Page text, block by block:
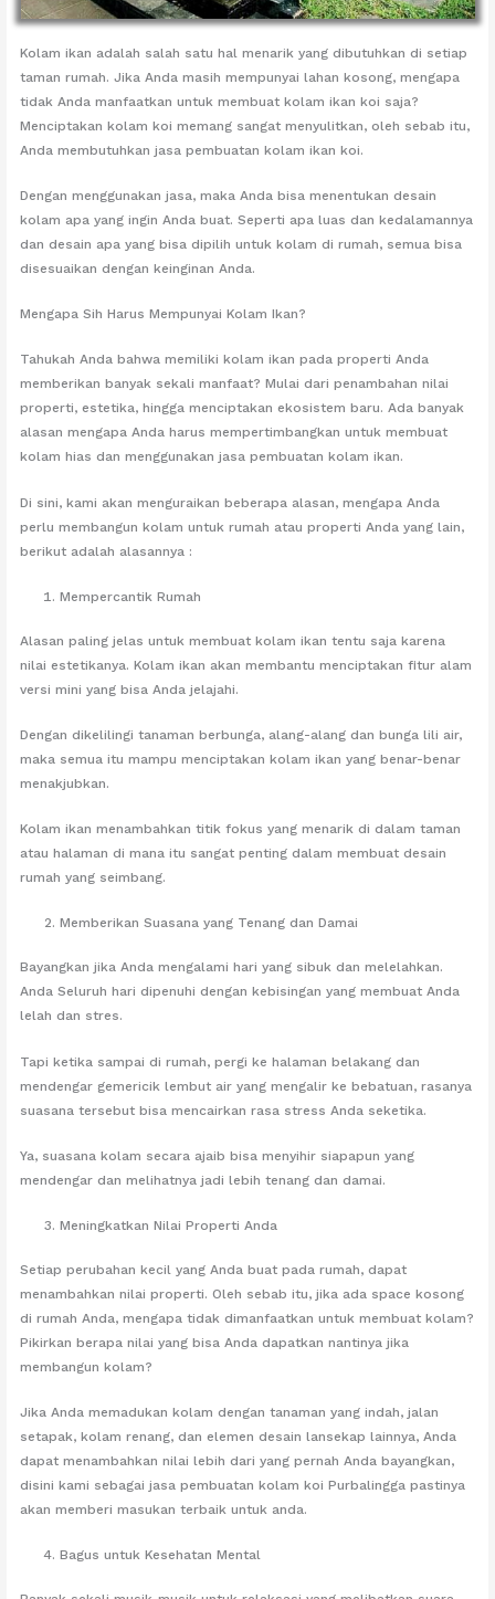
Kolam ikan adalah salah satu hal menarik yang dibutuhkan di setiap
taman rumah. Jika Anda masih mempunyai lahan kosong, mengapa
tidak Anda manfaatkan untuk membuat kolam ikan koi saja?
Menciptakan kolam koi memang sangat menyulitkan, oleh sebab itu,
Anda membutuhkan jasa pembuatan kolam ikan koi.
Dengan menggunakan jasa, maka Anda bisa menentukan desain
kolam apa yang ingin Anda buat. Seperti apa luas dan kedalamannya
dan desain apa yang bisa dipilih untuk kolam di rumah, semua bisa
disesuaikan dengan keinginan Anda.
Mengapa Sih Harus Mempunyai Kolam Ikan?
Tahukah Anda bahwa memiliki kolam ikan pada properti Anda
memberikan banyak sekali manfaat? Mulai dari penambahan nilai
properti, estetika, hingga menciptakan ekosistem baru. Ada banyak
alasan mengapa Anda harus mempertimbangkan untuk membuat
kolam hias dan menggunakan jasa pembuatan kolam ikan.
Di sini, kami akan menguraikan beberapa alasan, mengapa Anda
perlu membangun kolam untuk rumah atau properti Anda yang lain,
berikut adalah alasannya :
Mempercantik Rumah
Alasan paling jelas untuk membuat kolam ikan tentu saja karena
nilai estetikanya. Kolam ikan akan membantu menciptakan fitur alam
versi mini yang bisa Anda jelajahi.
Dengan dikelilingi tanaman berbunga, alang-alang dan bunga lili air,
maka semua itu mampu menciptakan kolam ikan yang benar-benar
menakjubkan.
Kolam ikan menambahkan titik fokus yang menarik di dalam taman
atau halaman di mana itu sangat penting dalam membuat desain
rumah yang seimbang.
Memberikan Suasana yang Tenang dan Damai
Bayangkan jika Anda mengalami hari yang sibuk dan melelahkan.
Anda Seluruh hari dipenuhi dengan kebisingan yang membuat Anda
lelah dan stres.
Tapi ketika sampai di rumah, pergi ke halaman belakang dan
mendengar gemericik lembut air yang mengalir ke bebatuan, rasanya
suasana tersebut bisa mencairkan rasa stress Anda seketika.
Ya, suasana kolam secara ajaib bisa menyihir siapapun yang
mendengar dan melihatnya jadi lebih tenang dan damai.
Meningkatkan Nilai Properti Anda
Setiap perubahan kecil yang Anda buat pada rumah, dapat
menambahkan nilai properti. Oleh sebab itu, jika ada space kosong
di rumah Anda, mengapa tidak dimanfaatkan untuk membuat kolam?
Pikirkan berapa nilai yang bisa Anda dapatkan nantinya jika
membangun kolam?
Jika Anda memadukan kolam dengan tanaman yang indah, jalan
setapak, kolam renang, dan elemen desain lansekap lainnya, Anda
dapat menambahkan nilai lebih dari yang pernah Anda bayangkan,
disini kami sebagai jasa pembuatan kolam koi Purbalingga pastinya
akan memberi masukan terbaik untuk anda.
Bagus untuk Kesehatan Mental